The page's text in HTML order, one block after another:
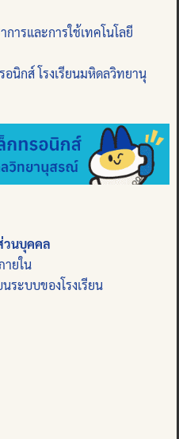
ารและการใช้เทคโนโลยี
อนิกส์ โรงเรียนมหิดลวิทยานุ
วนบุคคล
ายใน
ระบบของโรงเรียน